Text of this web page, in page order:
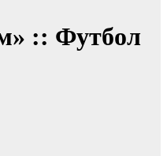
:: Футбол